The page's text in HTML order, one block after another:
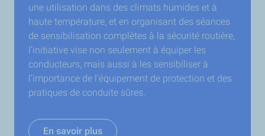
une utilisation dans des climats humides et à
haute température, et en organisant des séances
de sensibilisation complètes à la sécurité routière,
l’initiative vise non seulement à équiper les
conducteurs, mais aussi à les sensibiliser à
l’importance de l’équipement de protection et des
pratiques de conduite sûres.
En savoir plus